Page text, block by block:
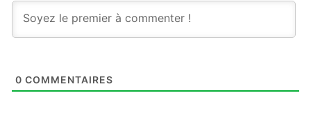
0 COMMENTAIRES